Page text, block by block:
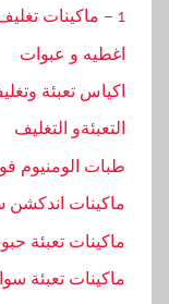
1 – ماكينات تغليف بالفاكيوم
اغطيه و عبوات
اكياس تعبئة
التعبئةو التغليف
طبات الومنيوم
ماكينات اندكشن
ماكينات تعبئة
ماكينات تعبئة